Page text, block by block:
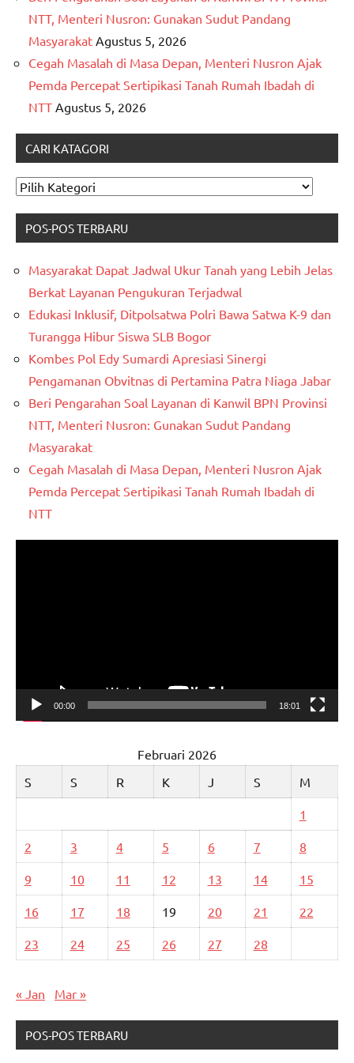
NTT, Menteri Nusron: Gunakan Sudut Pandang
Masyarakat Agustus 5, 2026
Cegah Masalah di Masa Depan, Menteri Nusron Ajak
Pemda Percepat Sertipikasi Tanah Rumah Ibadah di
NTT Agustus 5, 2026
CARI KATAGORI
CARI
POS-POS TERBARU
Masyarakat Dapat Jadwal Ukur Tanah yang Lebih Jelas
Berkat Layanan Pengukuran Terjadwal
Edukasi Inklusif, Ditpolsatwa Polri Bawa Satwa K-9 dan
Turangga Hibur Siswa SLB Bogor
Kombes Pol Edy Sumardi Apresiasi Sinergi
Pengamanan Obvitnas di Pertamina Patra Niaga Jabar
Beri Pengarahan Soal Layanan di Kanwil BPN Provinsi
NTT, Menteri Nusron: Gunakan Sudut Pandang
Masyarakat
Cegah Masalah di Masa Depan, Menteri Nusron Ajak
Pemda Percepat Sertipikasi Tanah Rumah Ibadah di
NTT
00:00 18:01
Februari 2026
S
S R K J S M
1
2 3 4 5 6 7 8
9 10 11 12 13 14 15
16 17 18 19 20 21 22
23 24 25 26 27 28
« Jan Mar »
POS-POS TERBARU